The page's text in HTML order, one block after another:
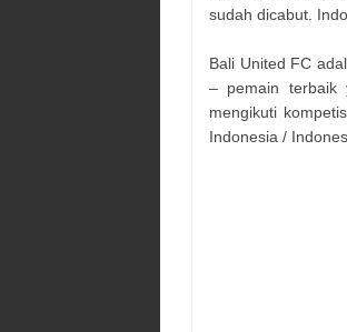
sudah dicabut.
Bali United FC
– pemain terbaik
mengikuti
Indonesia /